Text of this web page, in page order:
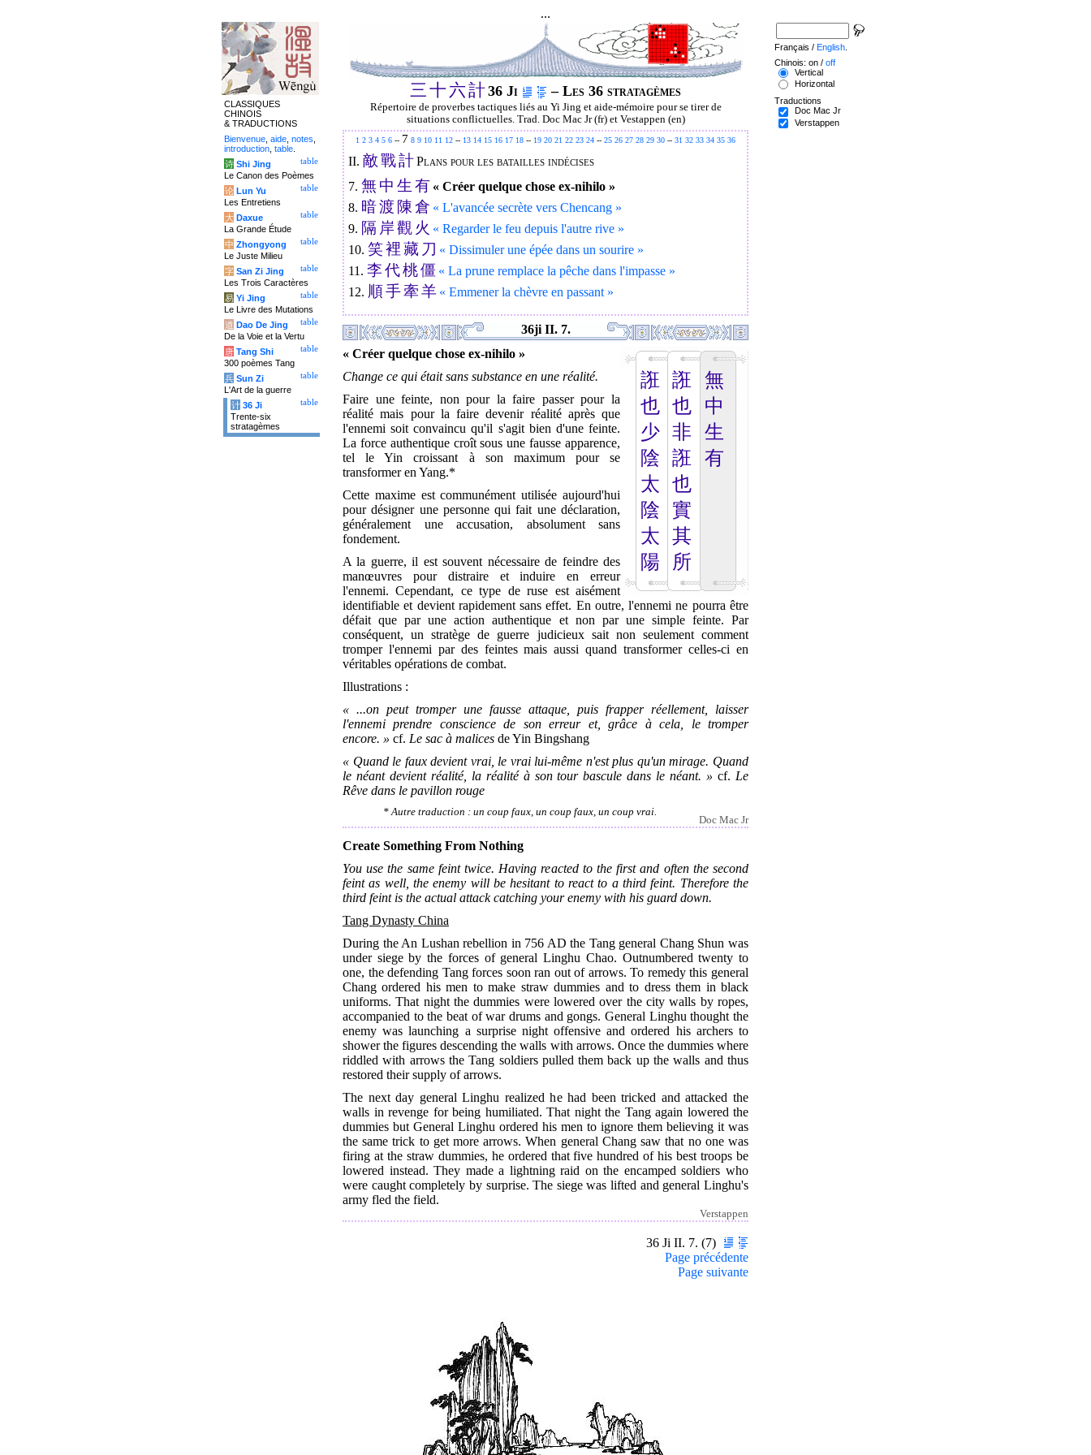
...
三十六計36 Ji – Les 36 stratagèmes
Répertoire de proverbes tactiques liés au Yi Jing et aide-mémoire pour se tirer de
situations conflictuelles. Trad. Doc Mac Jr (fr) et Vestappen (en)
1 2 3 4 5 6 -- 7 8 9 10 11 12 -- 13 14 15 16 17 18 -- 19 20 21 22 23 24 -- 25 26 27 28 29 30 -- 31 32 33 34 35 36
II. 敵戰計Plans pour les batailles indécises
7. 無中 生 有 « Créer quelque chose ex-nihilo »
8. 暗渡 陳倉 « L'avancée secrète vers Chencang »
9. 隔 岸觀 火 « Regarder le feu depuis l'autre rive »
10. 笑裡藏 刀 « Dissimuler une épée dans un sourire »
11. 李代桃僵 « La prune remplace la pêche dans l'impasse »
12. 順手牽羊 « Emmener la chèvre en passant »
36ji II. 7.
誑
也
少
陰
太
陰
太
陽
誑
也
非
誑
也
實
其
所
無
中
生
有
« Créer quelque chose ex-nihilo »
Change ce qui était sans substance en une réalité.
Faire une feinte, non pour la faire passer pour la
réalité mais pour la faire devenir réalité après que
l'ennemi soit convaincu qu'il s'agit bien d'une feinte.
La force authentique croît sous une fausse apparence,
tel le Yin croissant à son maximum pour se
transformer en Yang.*
Cette maxime est communément utilisée aujourd'hui
pour désigner une personne qui fait une déclaration,
généralement une accusation, absolument sans
fondement.
A la guerre, il est souvent nécessaire de feindre des
manœuvres pour distraire et induire en erreur
l'ennemi. Cependant, ce type de ruse est aisément
identifiable et devient rapidement sans effet. En outre, l'ennemi ne pourra être
défait que par une action authentique et non par une simple feinte. Par
conséquent, un stratège de guerre judicieux sait non seulement comment
tromper l'ennemi par des feintes mais aussi quand transformer celles-ci en
véritables opérations de combat.
Illustrations :
« ...on peut tromper une fausse attaque, puis frapper réellement, laisser
l'ennemi prendre conscience de son erreur et, grâce à cela, le tromper
encore. » cf. Le sac à malices de Yin Bingshang
« Quand le faux devient vrai, le vrai lui-même n'est plus qu'un mirage. Quand
le néant devient réalité, la réalité à son tour bascule dans le néant. »cf. Le
Rêve dans le pavillon rouge
* Autre traduction : un coup faux, un coup faux, un coup vrai.
Doc Mac Jr
Create Something From Nothing
You use the same feint twice. Having reacted to the first and often the second
feint as well, the enemy will be hesitant to react to a third feint. Therefore the
third feint is the actual attack catching your enemy with his guard down.
Tang Dynasty China
During the An Lushan rebellion in 756 AD the Tang general Chang Shun was
under siege by the forces of general Linghu Chao. Outnumbered twenty to
one, the defending Tang forces soon ran out of arrows. To remedy this general
Chang ordered his men to make straw dummies and to dress them in black
uniforms. That night the dummies were lowered over the city walls by ropes,
accompanied to the beat of war drums and gongs. General Linghu thought the
enemy was launching a surprise night offensive and ordered his archers to
shower the figures descending the walls with arrows. Once the dummies where
riddled with arrows the Tang soldiers pulled them back up the walls and thus
restored their supply of arrows.
The next day general Linghu realized he had been tricked and attacked the
walls in revenge for being humiliated. That night the Tang again lowered the
dummies but General Linghu ordered his men to ignore them believing it was
the same trick to get more arrows. When general Chang saw that no one was
firing at the straw dummies, he ordered that five hundred of his best troops be
lowered instead. They made a lightning raid on the encamped soldiers who
were caught completely by surprise. The siege was lifted and general Linghu's
army fled the field.
Verstappen
36 Ji II. 7. (7)
Page précédente
Page suivante
CLASSIQUES
CHINOIS
& TRADUCTIONS
Bienvenue aide notes
introduction table
table
诗 Shi Jing
Le Canon des Poèmes
table
论 Lun Yu
Les Entretiens
table
大 Daxue
La Grande Étude
table
中 Zhongyong
Le Juste Milieu
table
字 San Zi Jing
Les Trois Caractères
table
易 Yi Jing
Le Livre des Mutations
table
道 Dao De Jing
De la Voie et la Vertu
table
唐 Tang Shi
300 poèmes Tang
table
兵 Sun Zi
L'Art de la guerre
table
计 36 Ji
Trente-six
stratagèmes
Français / English
Chinois: on / off
Vertical
Horizontal
Traductions
Doc Mac Jr
Verstappen